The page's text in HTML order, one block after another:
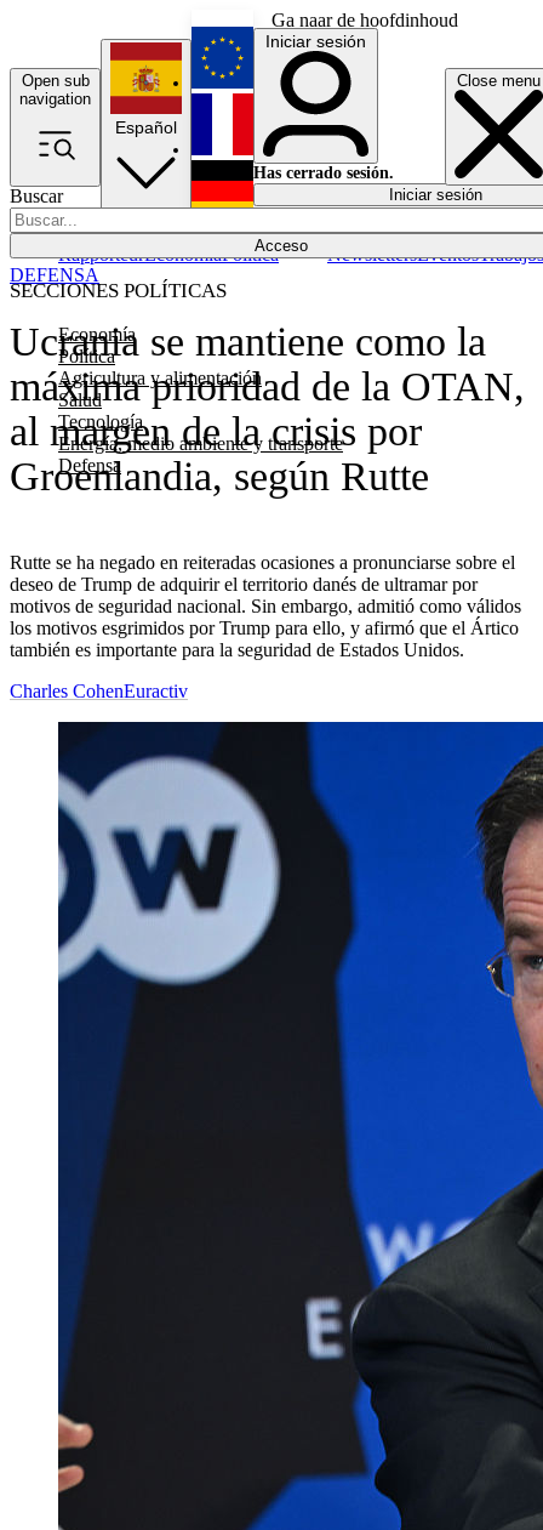
Ga naar de hoofdinhoud
Open sub
navigation
Close menu
Buscar
Acceso
SECCIONES POLÍTICAS
Economía
Política
Agricultura y alimentación
Salud
Tecnología
Energía, medio ambiente y transporte
Defensa
RapporteurEconomíaPolítica NewslettersEventosTrabajos
Español
English
Français
Iniciar sesión
Has cerrado sesión.
Iniciar sesión
Ucrania se mantiene como la
máxima prioridad de la OTAN,
al margen de la crisis por
Groenlandia, según Rutte
Rutte se ha negado en reiteradas ocasiones a pronunciarse sobre el
deseo de Trump de adquirir el territorio danés de ultramar por
motivos de seguridad nacional. Sin embargo, admitió como válidos
los motivos esgrimidos por Trump para ello, y afirmó que el Ártico
también es importante para la seguridad de Estados Unidos.
DEFENSA
Charles CohenEuractiv